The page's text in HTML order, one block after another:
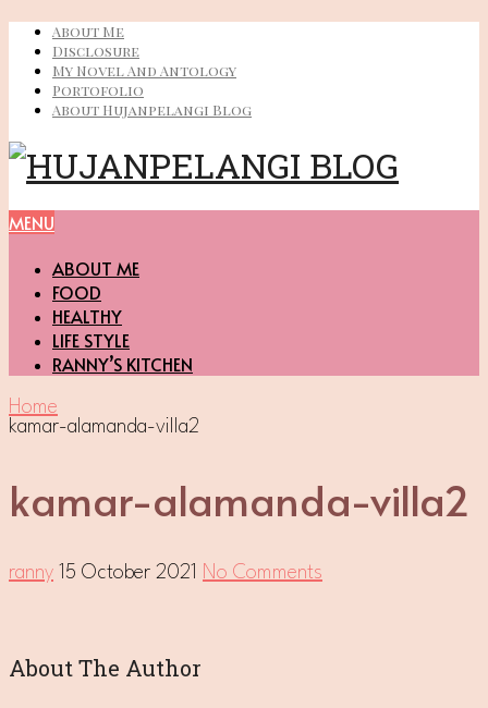
About Me
Disclosure
My Novel And Antology
Portofolio
About Hujanpelangi Blog
MENU
ABOUT ME
FOOD
HEALTHY
LIFE STYLE
RANNY’S KITCHEN
Home
kamar-alamanda-villa2
kamar-alamanda-villa2
ranny 15 October 2021 No Comments
About The Author